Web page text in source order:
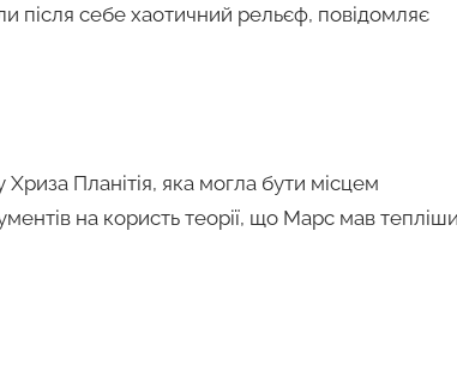
після себе хаотичний рельєф, повідомляє
Планітія, яка могла бути місцем
на користь теорії, що Марс мав